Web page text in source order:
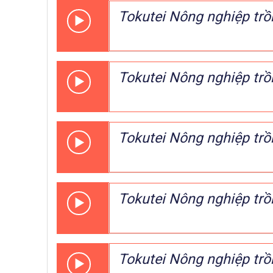
Tokutei Nông nghiệp
Tokutei Nông nghiệp
Tokutei Nông nghiệp
Tokutei Nông nghiệp
Tokutei Nông nghiệp